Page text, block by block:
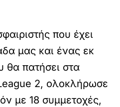
που έχει
μας και ένας εκ
θα πατήσει στα
2, ολοκλήρωσε
με 18 συμμετοχές,